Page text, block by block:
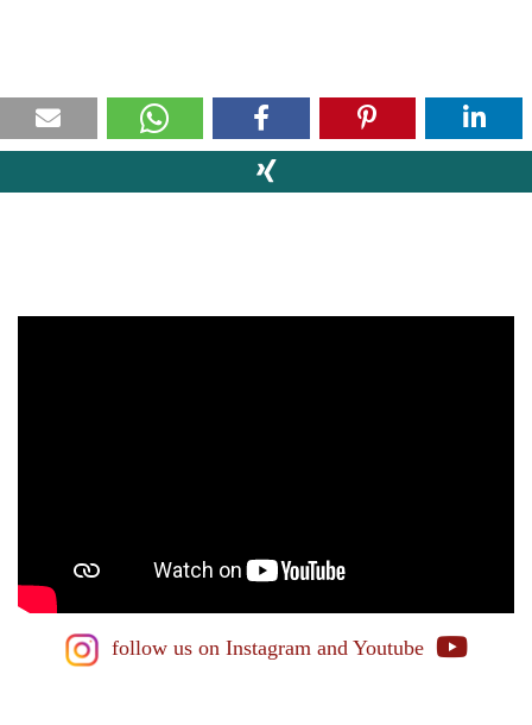
follow us on Instagram and Youtube